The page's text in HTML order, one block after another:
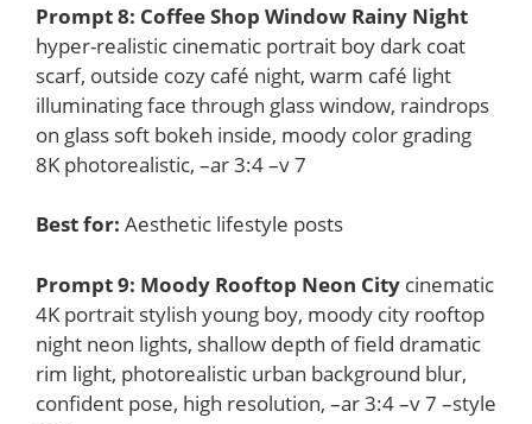
Prompt 8: Coffee Shop Window Rainy Night
hyper-realistic cinematic portrait boy dark coat
scarf, outside cozy café night, warm café light
illuminating face through glass window, raindrops
on glass soft bokeh inside, moody color grading
8K photorealistic, –ar 3:4 –v 7
Best for: Aesthetic lifestyle posts
Prompt 9: Moody Rooftop Neon City cinematic
4K portrait stylish young boy, moody city rooftop
night neon lights, shallow depth of field dramatic
rim light, photorealistic urban background blur,
confident pose, high resolution, –ar 3:4 –v 7 –style